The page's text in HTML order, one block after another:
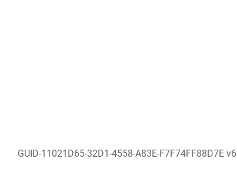
GUID-11021D65-32D1-4558-A83E-F7F74FF88D7E v6